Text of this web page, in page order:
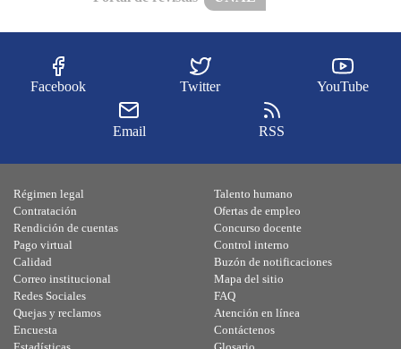
Facebook Twitter YouTube
Email RSS
Régimen legal
Contratación
Rendición de cuentas
Pago virtual
Calidad
Talento humano
Ofertas de empleo
Concurso docente
Control interno
Buzón de notificaciones
Correo institucional
Redes Sociales
Quejas y reclamos
Encuesta
Mapa del sitio
FAQ
Atención en línea
Contáctenos